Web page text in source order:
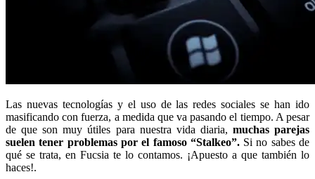
Las nuevas tecnologías y el uso de las redes sociales se han ido
masificando con fuerza, a medida que va pasando el tiempo. A pesar
de que son muy útiles para nuestra vida diaria, muchas parejas
suelen tener problemas por el famoso “Stalkeo”.Si no sabes de
qué se trata, en Fucsia te lo contamos. ¡Apuesto a que también lo
haces!.